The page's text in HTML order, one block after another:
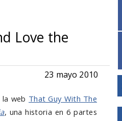
Love the
23 mayo 2010
web That Guy With The
, una historia en 6 partes